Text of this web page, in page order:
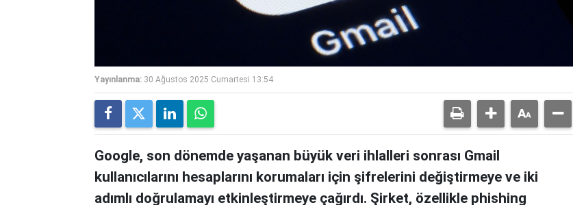
Yayınlanma: 30 Ağustos 2025 Cumartesi 13:54
Google, son dönemde yaşanan büyük veri ihlalleri sonrası Gmail
kullanıcılarını hesaplarını korumaları için şifrelerini değiştirmeye ve iki
adımlı doğrulamayı etkinleştirmeye çağırdı. Şirket, özellikle phishing